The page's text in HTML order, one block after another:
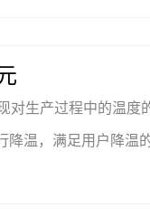
对生产过程中的温度
降温，满足用户降温